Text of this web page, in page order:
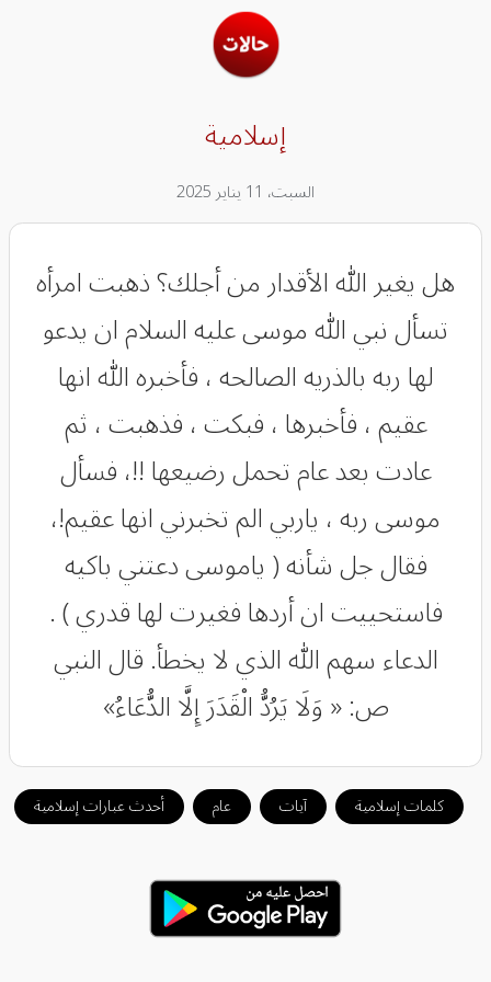
إسلامية
السبت، 11 يناير 2025
هل يغير اللّٰه الأقدار من أجلك؟ ذهبت امرأه
تسأل نبي اللّٰه موسى عليه السلام ان يدعو
لها ربه بالذريه الصالحه ، فأخبره اللّٰه انها
عقيم ، فأخبرها ، فبكت ، فذهبت ، ثم
عادت بعد عام تحمل رضيعها !!، فسأل
موسى ربه ، ياربي الم تخبرني انها عقيم!،
فقال جل شأنه ( ياموسى دعتني باكيه
فاستحييت ان أردها فغيرت لها قدري ) .
الدعاء سهم اللّٰه الذي لا يخطأ. قال النبي
ص: « وَلَا يَرُدُّ الْقَدَرَ إِلَّا الدُّعَاءُ»
كلمات إسلامية آيات عام أحدث عبارات إسلامية